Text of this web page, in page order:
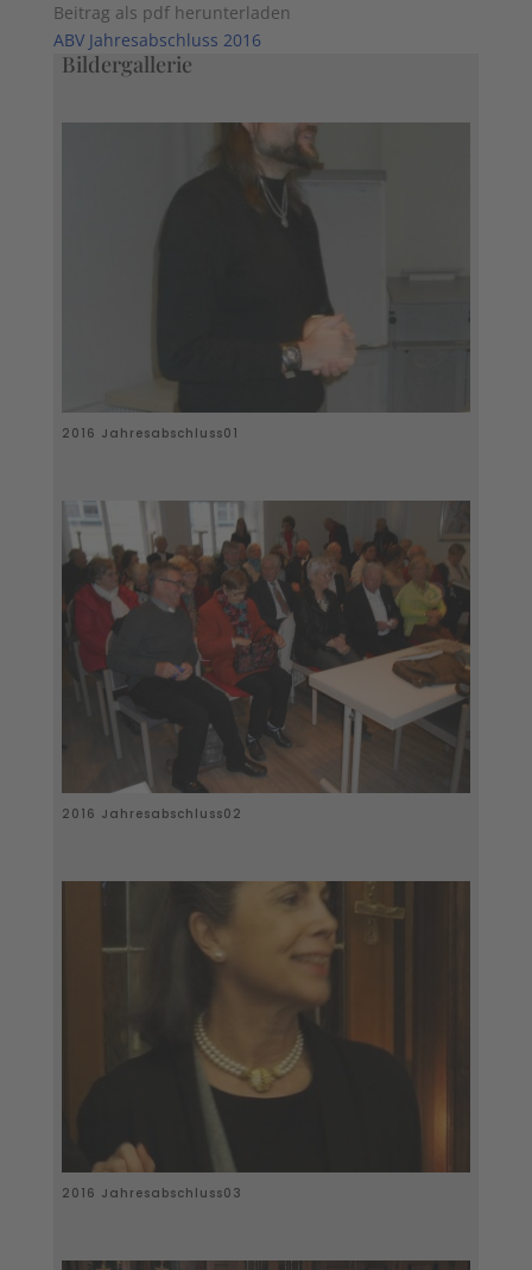
Beitrag als pdf herunterladen
ABV Jahresabschluss 2016
Bildergallerie
2016 Jahresabschluss01
2016 Jahresabschluss02
2016 Jahresabschluss03